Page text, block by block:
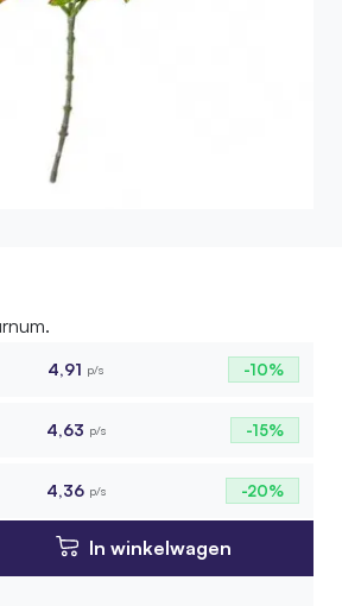
4,91 p/s -10%
4,63 p/s -15%
4,36 p/s -20%
In winkelwagen